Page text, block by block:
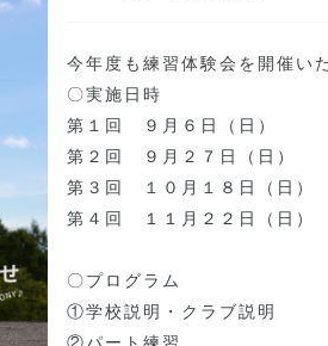
今年度も練習体験会を開催い
〇実施日時
第１回　９月６日（日）
第２回　９月２７日（日）
第３回　１０月１８日（日）
第４回　１１月２２日（日）
〇プログラム
①学校説明・クラブ説明